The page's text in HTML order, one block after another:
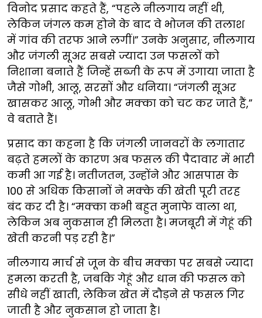
विनोद प्रसाद कहते हैं, “पहले नीलगाय नहीं थी,
लेकिन जंगल कम होने के बाद वे भोजन की तलाश
में गांव की तरफ आने लगीं।” उनके अनुसार, नीलगाय
और जंगली सूअर सबसे ज्यादा उन फसलों को
निशाना बनाते हैं जिन्हें सब्जी के रूप में उगाया जाता है
जैसे गोभी, आलू, सरसों और धनिया। “जंगली सूअर
खासकर आलू, गोभी और मक्का को चट कर जाते हैं,”
वे बताते हैं।
प्रसाद का कहना है कि जंगली जानवरों के लगातार
बढ़ते हमलों के कारण अब फसल की पैदावार में भारी
कमी आ गई है। नतीजतन, उन्होंने और आसपास के
100 से अधिक किसानों ने मक्के की खेती पूरी तरह
बंद कर दी है। “मक्का कभी बहुत मुनाफे वाला था,
लेकिन अब नुकसान ही मिलता है। मजबूरी में गेहूं की
खेती करनी पड़ रही है।”
नीलगाय मार्च से जून के बीच मक्का पर सबसे ज्यादा
हमला करती है, जबकि गेहूं और धान की फसल को
सीधे नहीं खाती, लेकिन खेत में दौड़ने से फसल गिर
जाती है और नुकसान हो जाता है।